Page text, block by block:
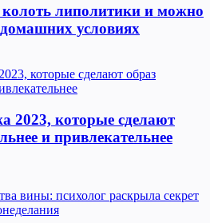
липолитики и можно
условиях
2023, которые сделают
и привлекательнее